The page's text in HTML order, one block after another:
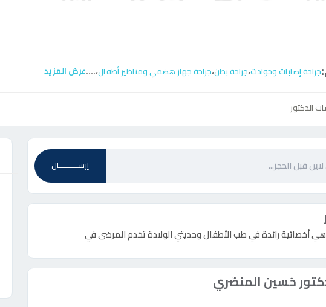
جراحة إصابات وحوادث،جراحة بطن،جراحة جهاز هضمي ومناظير أطفال،....عرض المزيد
الدكتور
إرســـــــــــال
أخصائية رائدة في طب الأطفال وحديثي الولادة تخدم المرضى في
حُسين المنصّري